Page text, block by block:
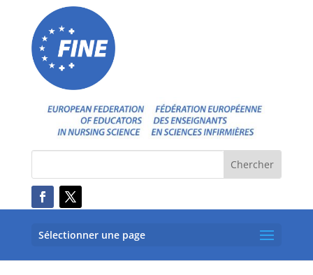
Sélectionner une page